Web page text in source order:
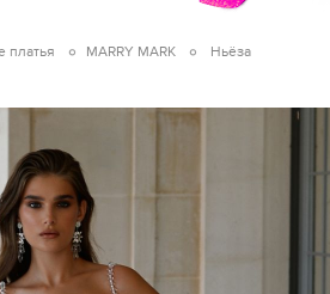
платья MARRY MARK Ньёза